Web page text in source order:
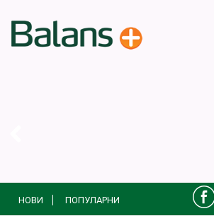
БЛОГ
ПРОИЗВОДИ
НОВИ ПОПУЛАРНИ